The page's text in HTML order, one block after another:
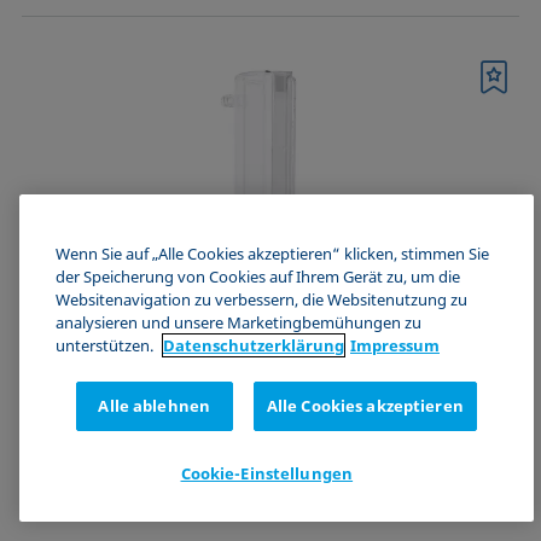
Schaumstrukturanalyse
Wenn Sie auf „Alle Cookies akzeptieren“ klicken, stimmen Sie
der Speicherung von Cookies auf Ihrem Gerät zu, um die
Websitenavigation zu verbessern, die Websitenutzung zu
analysieren und unsere Marketingbemühungen zu
unterstützen. Datenschutz­erklärung Impressum
Alle ablehnen Alle Cookies akzeptieren
Cookie-Einstellungen